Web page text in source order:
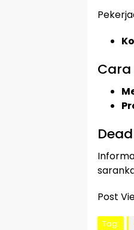
Post
Tag: